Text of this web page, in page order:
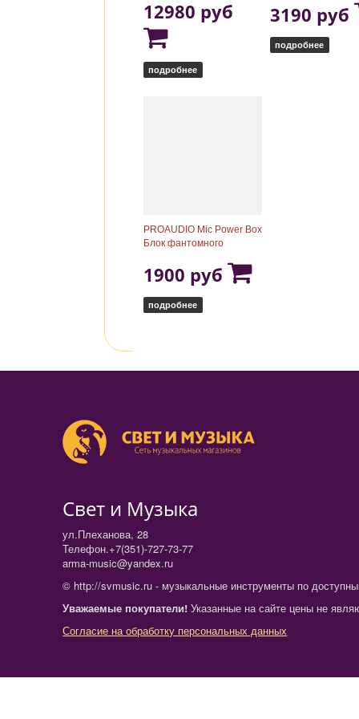
12980 руб
подробнее
напряжением (+48
+12 В)
3190 руб
подробнее
PROAUDIO Mic Power Box
Блок фантомного
1900 руб
подробнее
Свет и Музыка
ул.Плеханова, 28
Телефон.+7(351)-727-73-77
arma-music@yandex.ru
© http://svmusic.ru - музыкальные инструменты по
Уважаемые покупатели! Указанные на сайте цены не
Согласие на обработку персональных данных